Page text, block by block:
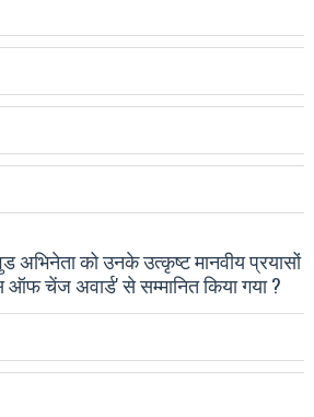
अभिनेता को उनके उत्कृष्ट मानवीय प्रयासों
ऑफ चेंज अवार्ड' से सम्मानित किया गया ?